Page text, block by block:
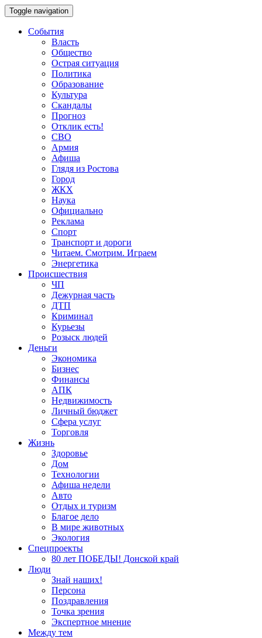
Toggle navigation
События
Власть
Общество
Острая ситуация
Политика
Образование
Культура
Скандалы
Прогноз
Отклик есть!
СВО
Армия
Афиша
Глядя из Ростова
Город
ЖКХ
Наука
Официально
Реклама
Спорт
Транспорт и дороги
Читаем. Смотрим. Играем
Энергетика
Происшествия
ЧП
Дежурная часть
ДТП
Криминал
Курьезы
Розыск людей
Деньги
Экономика
Бизнес
Финансы
АПК
Недвижимость
Личный бюджет
Сфера услуг
Торговля
Жизнь
Здоровье
Дом
Технологии
Афиша недели
Авто
Отдых и туризм
Благое дело
В мире животных
Экология
Спецпроекты
80 лет ПОБЕДЫ! Донской край
Люди
Знай наших!
Персона
Поздравления
Точка зрения
Экспертное мнение
Между тем